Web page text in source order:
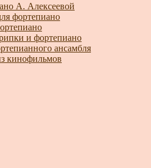
А. Алексеевой
фортепиано
и фортепиано
ансамбля
кинофильмов